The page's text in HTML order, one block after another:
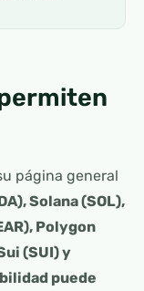
página general
Solana (SOL),
Polygon
(SUI) y
puede